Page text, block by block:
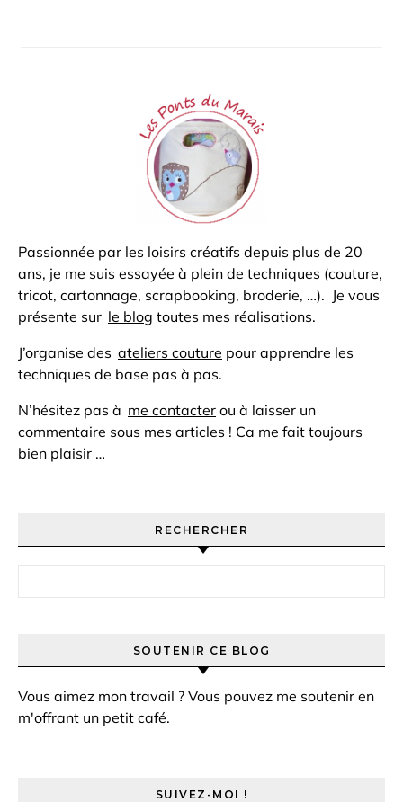
Passionnée par les loisirs créatifs depuis plus de 20
ans, je me suis essayée à plein de techniques (couture,
tricot, cartonnage, scrapbooking, broderie, …). Je vous
présente sur le blog toutes mes réalisations.
J’organise des ateliers couture pour apprendre les
techniques de base pas à pas.
N’hésitez pas à me contacter ou à laisser un
commentaire sous mes articles ! Ca me fait toujours
bien plaisir …
RECHERCHER
SOUTENIR CE BLOG
Vous aimez mon travail ? Vous pouvez me soutenir en
m'offrant un petit café.
SUIVEZ-MOI !